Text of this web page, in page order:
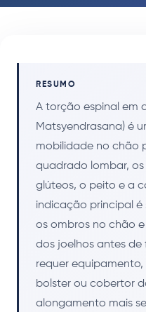
RESUMO
A torção espinal em
Matsyendrasana) é
mobilidade no chão
quadrado lombar,
glúteos, o peito e a
indicação principal é
os ombros no chão
dos joelhos antes
requer
bolster ou cobertor
alongamento mais